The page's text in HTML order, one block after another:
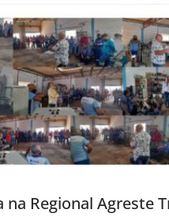
na Regional Agreste